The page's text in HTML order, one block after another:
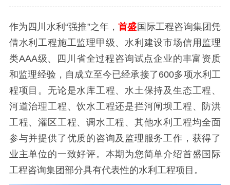
作为四川水利 “强推”之年，首盛国际工程咨询集团凭
借水利工程施工监理甲级、水利建设市场信用监理
类AAA级、四川省全过程咨询试点企业的丰富资质
和监理经验，自成立至今已经承接了600多项水利工
程项目。无论是水库工程、水土保持及生态工程、
河道治理工程、饮水工程还是拦河闸坝工程、防洪
工程、灌区工程、调水工程、其他水利工程均全面
参与并提供了优质的咨询及监理服务工作，获得了
业主单位的一致好评。本期为您简单介绍首盛国际
工程咨询集团部分具有代表性的水利工程项目。